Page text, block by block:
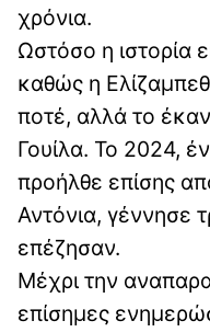
χρόνια.
Ωστόσο η ιστορία
καθώς η
ποτέ, αλλά το
Γουίλα. Το 2024,
προήλθε επίσης
Αντόνια, γέννησε
επέζησαν.
Μέχρι την
επίσημες